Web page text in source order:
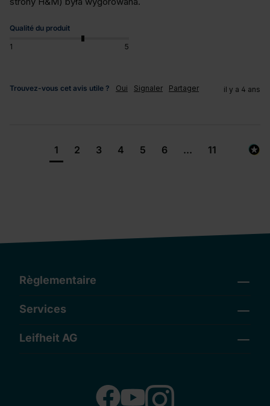
Qualité du produit
1 5
Trouvez-vous cet avis utile ? Oui Signaler Partager il y a 4 ans
1 2 3 4 5 6 ... 11
Règlementaire
Services
Leifheit AG